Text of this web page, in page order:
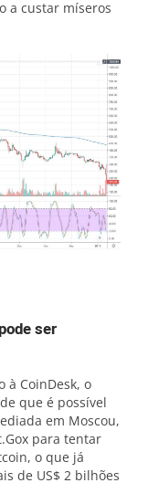
a custar míseros
ser
à CoinDesk, o
que é possível
em Moscou,
para tentar
o que já
de US$ 2 bilhões